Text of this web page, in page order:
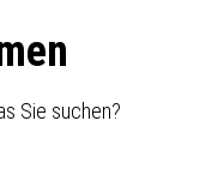
Sie suchen?